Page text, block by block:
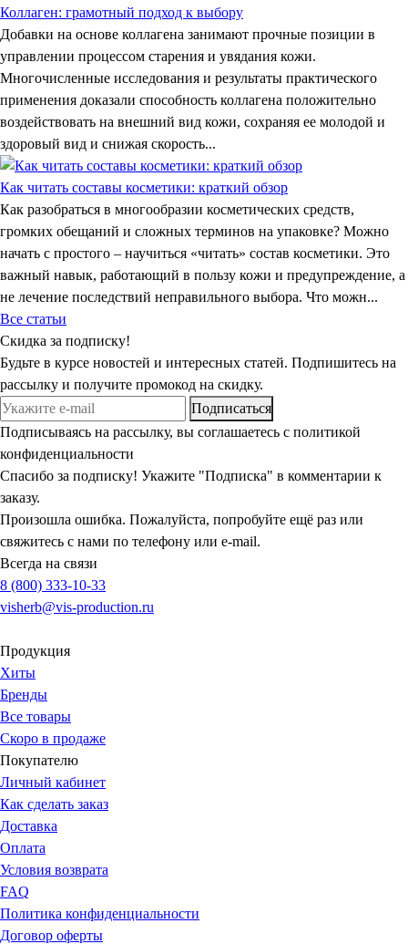
Коллаген: грамотный подход к выбору
Добавки на основе коллагена занимают прочные позиции в
управлении процессом старения и увядания кожи.
Многочисленные исследования и результаты практического
применения доказали способность коллагена положительно
воздействовать на внешний вид кожи, сохраняя ее молодой и
здоровый вид и снижая скорость...
Как читать составы косметики: краткий обзор
Как разобраться в многообразии косметических средств,
громких обещаний и сложных терминов на упаковке? Можно
начать с простого – научиться «читать» состав косметики. Это
важный навык, работающий в пользу кожи и предупреждение, а
не лечение последствий неправильного выбора. Что можн...
Все статьи
Скидка за подписку!
Будьте в курсе новостей и интересных статей. Подпишитесь на
рассылку и получите промокод на скидку.
Подписаться
Подписываясь на рассылку, вы соглашаетесь с политикой
конфиденциальности
Спасибо за подписку! Укажите "Подписка" в комментарии к
заказу.
Произошла ошибка. Пожалуйста, попробуйте ещё раз или
свяжитесь с нами по телефону или e-mail.
Всегда на связи
8 (800) 333-10-33
visherb@vis-production.ru
Продукция
Хиты
Бренды
Все товары
Скоро в продаже
Покупателю
Личный кабинет
Как сделать заказ
Доставка
Оплата
Условия возврата
FAQ
Политика конфиденциальности
Договор оферты